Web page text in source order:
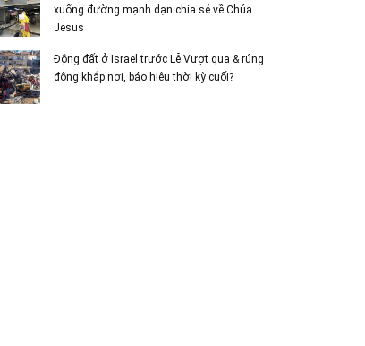
xuống đường mạnh dạn chia sẻ về Chúa
Jesus
Động đất ở Israel trước Lễ Vượt qua & rúng
động khắp nơi, báo hiệu thời kỳ cuối?